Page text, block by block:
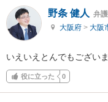
野条 健人 弁
大阪府 > 大阪
いえいえとんでもございま
役に立った 0